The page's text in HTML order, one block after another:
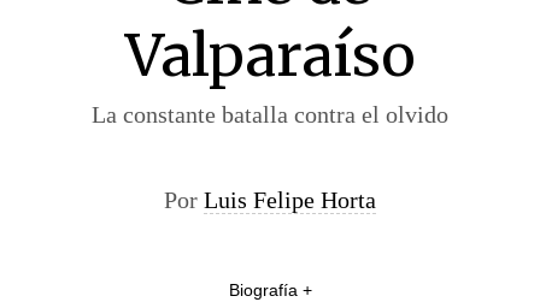
Valparaíso
La constante batalla contra el olvido
Por Luis Felipe Horta
Biografía +